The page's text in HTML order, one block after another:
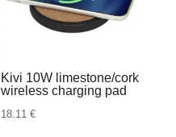
Kivi 10W limestone/cork
wireless charging pad
18.11€